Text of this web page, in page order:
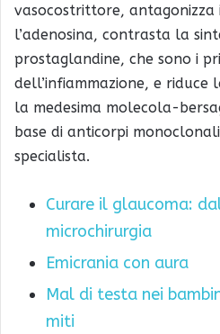
vasocostrittore,
l’adenosina, contrasta la
prostaglandine, che sono i
dell’infiammazione, e riduce
la medesima molecola-
base di anticorpi
specialista.
Curare il glaucoma:
microchirurgia
Emicrania con aura
Mal di testa nei
miti